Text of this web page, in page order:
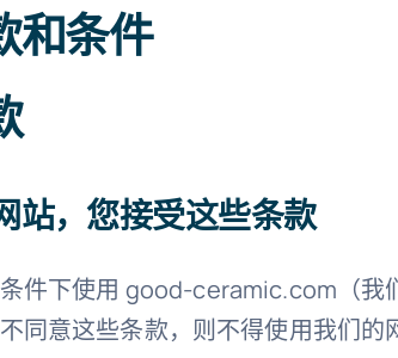
和条件
站，您接受这些条款
件下使用 good-ceramic.com（我
同意这些条款，则不得使用我们的